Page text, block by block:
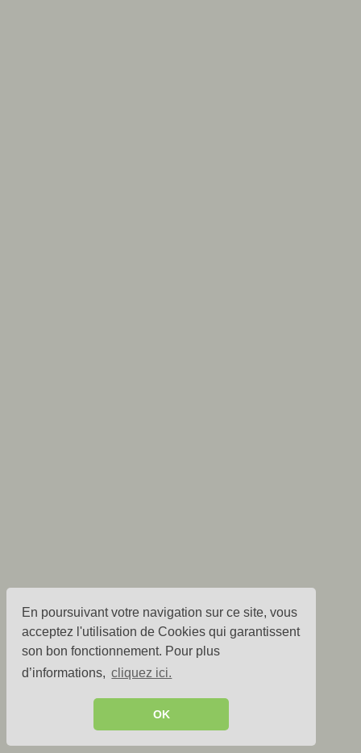
En poursuivant votre navigation sur ce site, vous
acceptez l'utilisation de Cookies qui garantissent
son bon fonctionnement. Pour plus
d’informations, cliquez ici.
OK